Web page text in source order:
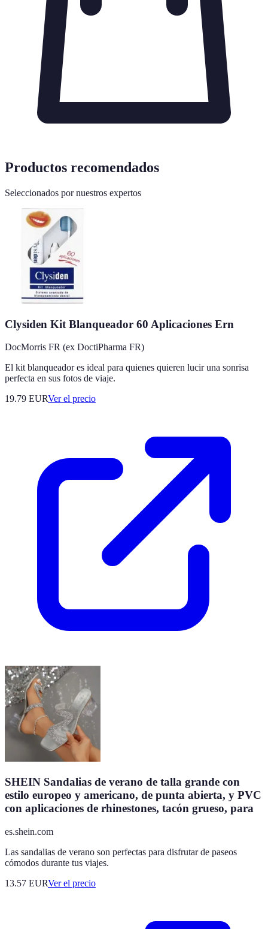
Productos recomendados
Seleccionados por nuestros expertos
Clysiden Kit Blanqueador 60 Aplicaciones Ern
DocMorris FR (ex DoctiPharma FR)
El kit blanqueador es ideal para quienes quieren lucir una sonrisa
perfecta en sus fotos de viaje.
19.79 EURVer el precio
SHEIN Sandalias de verano de talla grande con
estilo europeo y americano, de punta abierta, y PVC
con aplicaciones de rhinestones, tacón grueso, para
es.shein.com
Las sandalias de verano son perfectas para disfrutar de paseos
cómodos durante tus viajes.
13.57 EURVer el precio